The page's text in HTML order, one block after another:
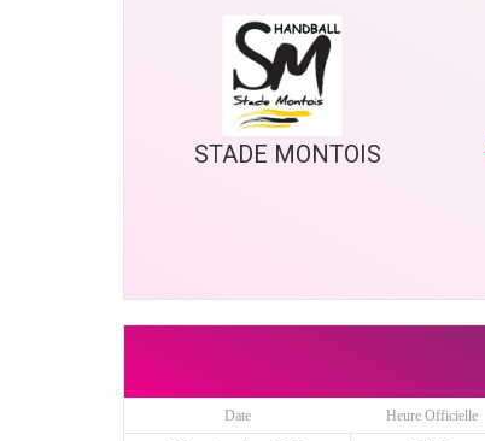
STADE MONTOIS
Date Heure Officielle